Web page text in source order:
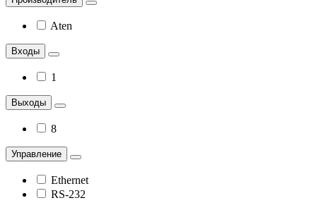
Aten
Входы
1
Выходы
8
Управление
Ethernet
RS-232